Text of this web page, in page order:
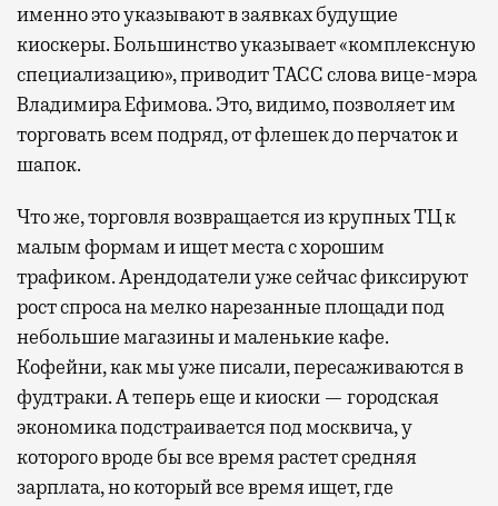
именно это указывают в заявках будущие
киоскеры. Большинство указывает «комплексную
специализацию», приводит ТАСС слова вице-мэра
Владимира Ефимова. Это, видимо, позволяет им
торговать всем подряд, от флешек до перчаток и
шапок.
Что же, торговля возвращается из крупных ТЦ к
малым формам и ищет места с хорошим
трафиком. Арендодатели уже сейчас фиксируют
рост спроса на мелко нарезанные площади под
небольшие магазины и маленькие кафе.
Кофейни, как мы уже писали, пересаживаются в
фудтраки. А теперь еще и киоски — городская
экономика подстраивается под москвича, у
которого вроде бы все время растет средняя
зарплата, но который все время ищет, где